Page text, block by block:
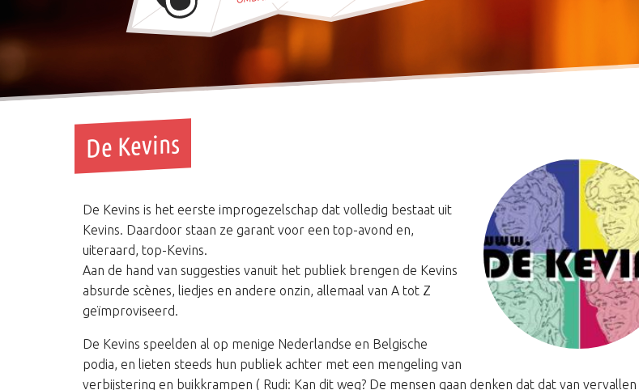
De Kevins
De Kevins is het eerste improgezelschap dat volledig bestaat uit
Kevins. Daardoor staan ze garant voor een top-avond en,
uiteraard, top-Kevins.
Aan de hand van suggesties vanuit het publiek brengen de Kevins
absurde scènes, liedjes en andere onzin, allemaal van A tot Z
geïmproviseerd.
De Kevins speelden al op menige Nederlandse en Belgische
podia, en lieten steeds hun publiek achter met een mengeling van
verbijstering en buikkrampen ( Rudi: Kan dit weg? De mensen gaan denken dat dat van vervallen